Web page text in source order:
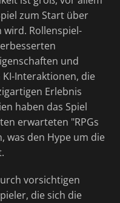
zum Start über
wird. Rollenspiel-
und
Interaktionen, die
Erlebnis
haben das Spiel
erwarteten "RPGs
was den Hype um die
vorsichtigen
die sich die